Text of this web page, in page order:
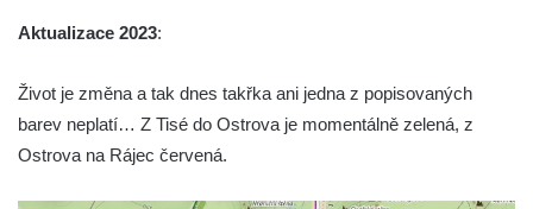
Aktualizace 2023:
Život je změna a tak dnes takřka ani jedna z popisovaných
barev neplatí… Z Tisé do Ostrova je momentálně zelená, z
Ostrova na Rájec červená.